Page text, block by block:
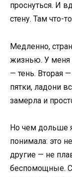
проснуться. И
стену. Там что-
Медленно,
жизнью. У меня
— тень. Вторая
пятки, ладони
замерла и
Но чем дольше
понимала: это
другие — не
беспомощные.